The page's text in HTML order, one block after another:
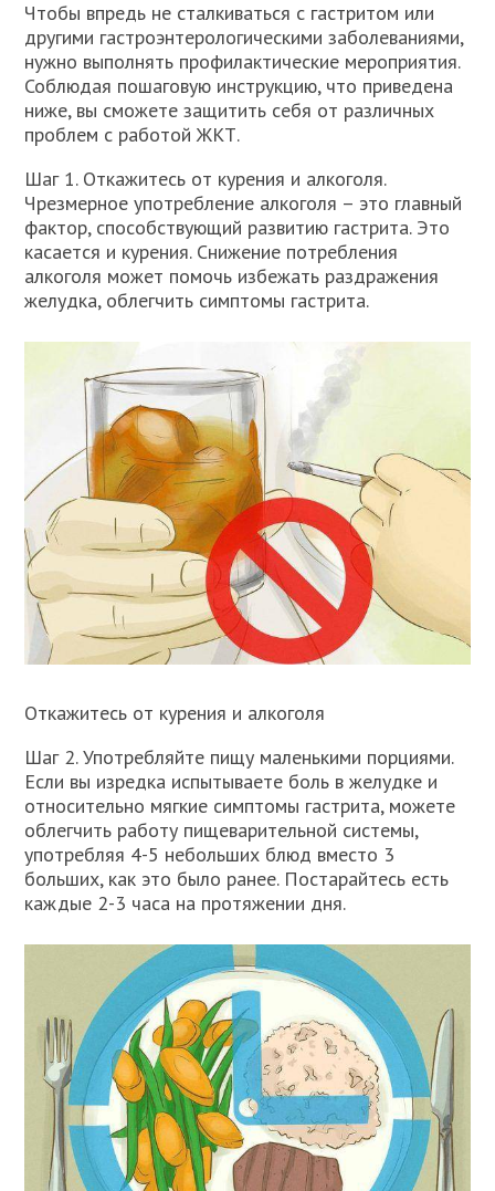
Чтобы впредь не сталкиваться с гастритом или
другими гастроэнтерологическими заболеваниями,
нужно выполнять профилактические мероприятия.
Соблюдая пошаговую инструкцию, что приведена
ниже, вы сможете защитить себя от различных
проблем с работой ЖКТ.
Шаг 1. Откажитесь от курения и алкоголя.
Чрезмерное употребление алкоголя – это главный
фактор, способствующий развитию гастрита. Это
касается и курения. Снижение потребления
алкоголя может помочь избежать раздражения
желудка, облегчить симптомы гастрита.
Откажитесь от курения и алкоголя
Шаг 2. Употребляйте пищу маленькими порциями.
Если вы изредка испытываете боль в желудке и
относительно мягкие симптомы гастрита, можете
облегчить работу пищеварительной системы,
употребляя 4-5 небольших блюд вместо 3
больших, как это было ранее. Постарайтесь есть
каждые 2-3 часа на протяжении дня.